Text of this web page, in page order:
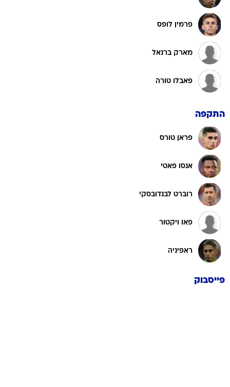
פרמין לופס
מארק ברנאל
פאבלו טורה
התקפה
פראן טורס
אנסו פאטי
רוברט לבנדובסקי
פאו ויקטור
ראפיניה
פייסבוק